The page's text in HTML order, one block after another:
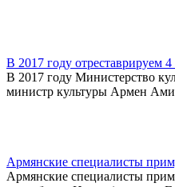
В 2017 году отреставрируем
В 2017 году Министерство
министр культуры Армен
Армянские специалисты
Армянские специалисты